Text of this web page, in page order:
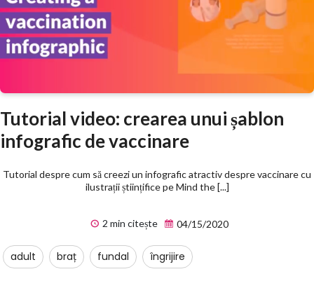
Tutorial video: crearea unui șablon
infografic de vaccinare
Tutorial despre cum să creezi un infografic atractiv despre vaccinare cu
ilustrații științifice pe Mind the [...]
2 min citește 04/15/2020
adult braț fundal îngrijire